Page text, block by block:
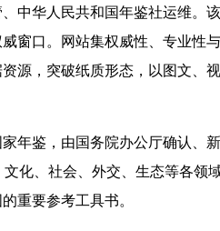
中华人民共和国年鉴社运维
窗口。网站集权威性、专业
源，突破纸质形态，以图文
年鉴，由国务院办公厅确认
化、社会、外交、生态等各
重要参考工具书。